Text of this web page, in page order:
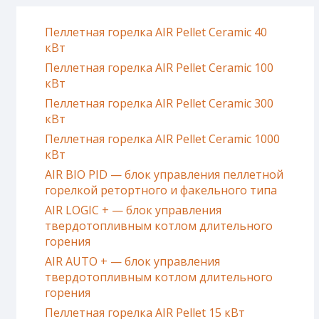
Пеллетная горелка AIR Pellet Ceramic 40
кВт
Пеллетная горелка AIR Pellet Ceramic 100
кВт
Пеллетная горелка AIR Pellet Ceramic 300
кВт
Пеллетная горелка AIR Pellet Ceramic 1000
кВт
AIR BIO PID — блок управления пеллетной
горелкой ретортного и факельного типа
AIR LOGIC + — блок управления
твердотопливным котлом длительного
горения
AIR AUTO + — блок управления
твердотопливным котлом длительного
горения
Пеллетная горелка AIR Pellet 15 кВт